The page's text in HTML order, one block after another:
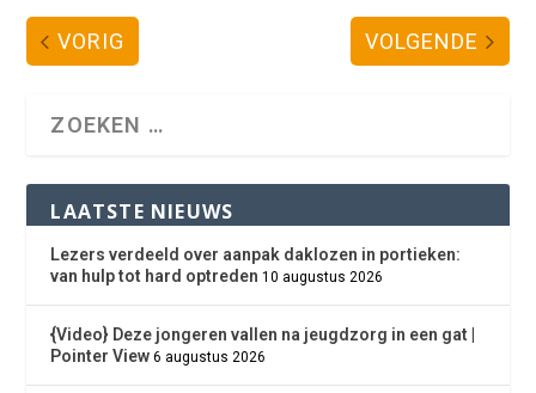
VORIG VOLGENDE
LAATSTE NIEUWS
Lezers verdeeld over aanpak daklozen in portieken:
van hulp tot hard optreden 10 augustus 2026
{Video} Deze jongeren vallen na jeugdzorg in een gat |
Pointer View 6 augustus 2026